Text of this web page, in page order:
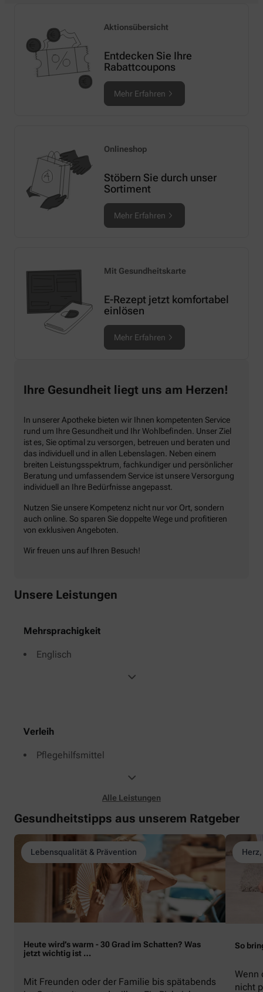
Aktionsübersicht
Entdecken Sie Ihre
Rabattcoupons
Mehr Erfahren
Onlineshop
Stöbern Sie durch unser
Sortiment
Mehr Erfahren
Mit Gesundheitskarte
E-Rezept jetzt komfortabel
einlösen
Mehr Erfahren
Ihre Gesundheit liegt uns am Herzen!
In unserer Apotheke bieten wir Ihnen kompetenten Service
rund um Ihre Gesundheit und Ihr Wohlbefinden. Unser Ziel
ist es, Sie optimal zu versorgen, betreuen und beraten und
das individuell und in allen Lebenslagen. Neben einem
breiten Leistungsspektrum, fachkundiger und persönlicher
Beratung und umfassendem Service ist unsere Versorgung
individuell an Ihre Bedürfnisse angepasst.
Nutzen Sie unsere Kompetenz nicht nur vor Ort, sondern
auch online. So sparen Sie doppelte Wege und profitieren
von exklusiven Angeboten.
Wir freuen uns auf Ihren Besuch!
Unsere Leistungen
Mehrsprachigkeit
Englisch
Verleih
Pflegehilfsmittel
Alle Leistungen
Gesundheitstipps aus unserem Ratgeber
Lebensqualität & Prävention
Heute wird’s warm - 30 Grad im Schatten? Was
jetzt wichtig ist …
Mit Freunden oder der Familie bis spätabends
So
Wenn
nicht